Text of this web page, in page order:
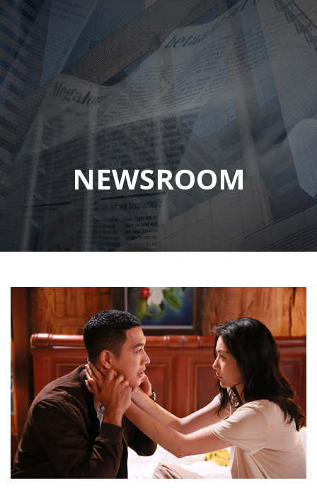
NEWSROOM